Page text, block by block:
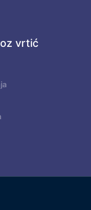
vrtić